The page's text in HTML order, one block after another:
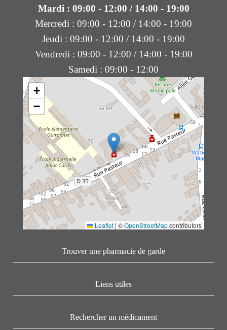
+
−
Leaflet | ©OpenStreetMapcontributors
Trouver une pharmacie de garde
Liens utiles
Rechercher un médicament
Mardi : 09:00 - 12:00 / 14:00 - 19:00
Mercredi : 09:00 - 12:00 / 14:00 - 19:00
Jeudi : 09:00 - 12:00 / 14:00 - 19:00
Vendredi : 09:00 - 12:00 / 14:00 - 19:00
Samedi : 09:00 - 12:00